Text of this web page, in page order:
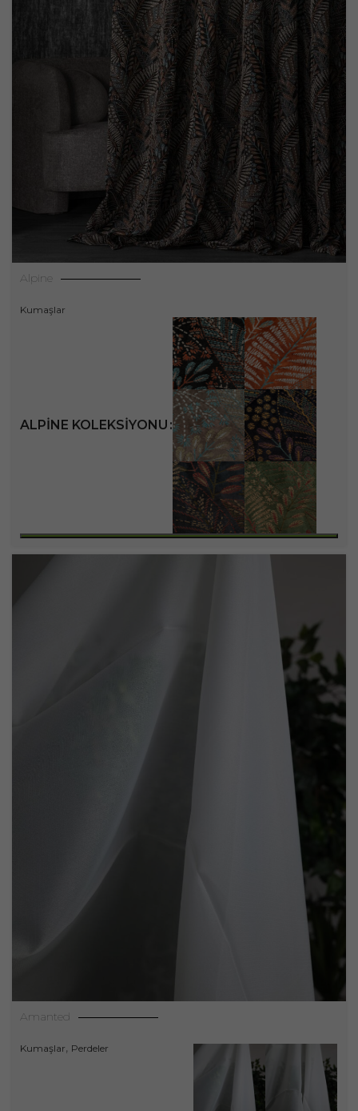
Alpine
Kumaşlar
ALPINE KOLEKSIYONU
Amanted
Kumaşlar, Perdeler